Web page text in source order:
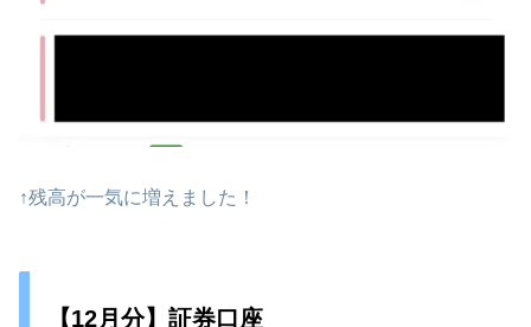
↑残高が一気に増えました！
【12月分】証券口座